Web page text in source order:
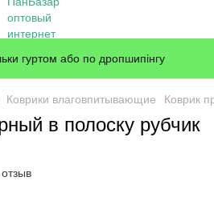
гуртом або по дропшипінгу
Коврики влаговпитывающие Коврик
в полоску рубчик